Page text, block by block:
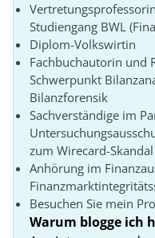
Studiengang BWL
Diplom-Volkswirtin
Fachbuchautorin und
Schwerpunkt
Bilanzforensik
Sachverständige im
zum Wirecard-Skandal
Anhörung im
Besuchen Sie mein
Warum blogge ich